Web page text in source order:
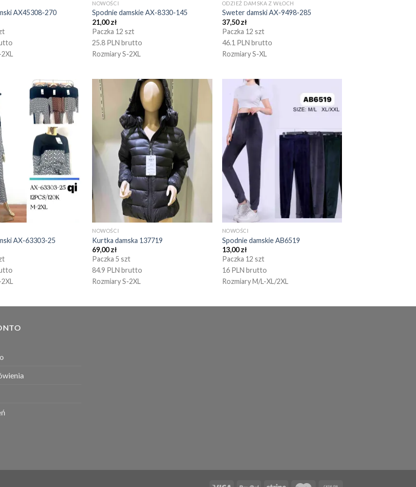
AX45308-270
NOWOŚCI
Spodnie damskie AX-8330-145
21,00zł
Paczka 12 szt
25.8 PLN brutto
Rozmiary S-2XL
ODZIEŻ DAMSKA Z WŁOCH
Sweter damski AX-9498-285
37,50zł
Paczka 12 szt
46.1 PLN brutto
Rozmiary S-XL
AX-63303-25
NOWOŚCI
Kurtka damska 137719
69,00zł
Paczka 5 szt
84.9 PLN brutto
Rozmiary S-2XL
NOWOŚCI
Spodnie damskie AB6519
13,00zł
Paczka 12 szt
16 PLN brutto
Rozmiary M/L-XL/2XL